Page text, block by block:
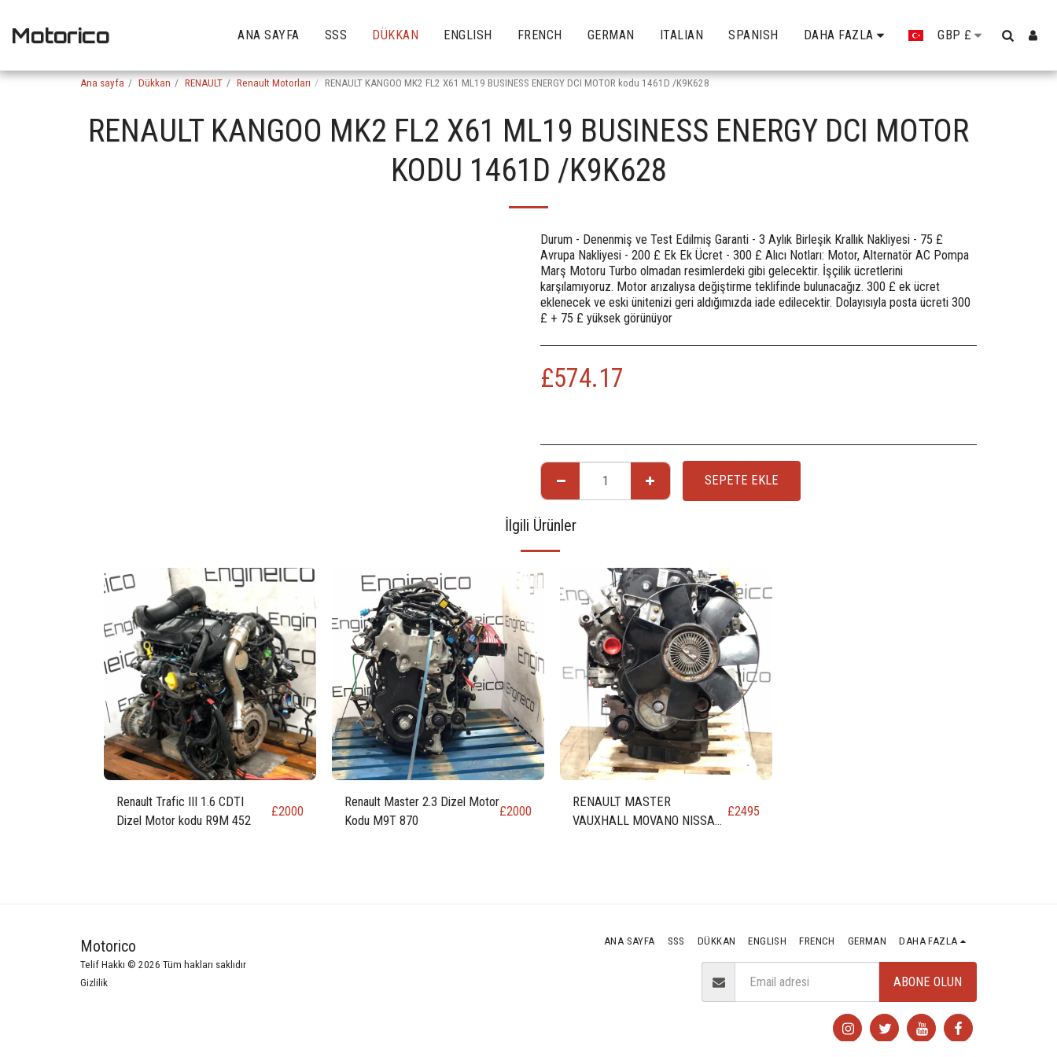
Motorico ANA SAYFA SSS DÜKKAN ENGLISH FRENCH GERMAN ITALIAN SPANISH DAHA FAZLA GBP £
Ana sayfa Dükkan RENAULT Renault Motorları RENAULT KANGOO MK2 FL2 X61 ML19 BUSINESS ENERGY DCI MOTOR kodu 1461D /K9K628
RENAULT KANGOO MK2 FL2 X61 ML19 BUSINESS ENERGY DCI MOTOR
KODU 1461D /K9K628
Durum - Denenmiş ve Test Edilmiş Garanti - 3 Aylık Birleşik Krallık Nakliyesi - 75 £
Avrupa Nakliyesi - 200 £ Ek Ek Ücret - 300 £ Alıcı Notları: Motor, Alternatör AC Pompa
Marş Motoru Turbo olmadan resimlerdeki gibi gelecektir. İşçilik ücretlerini
karşılamıyoruz. Motor arızalıysa değiştirme teklifinde bulunacağız. 300 £ ek ücret
eklenecek ve eski ünitenizi geri aldığımızda iade edilecektir. Dolayısıyla posta ücreti 300
£ + 75 £ yüksek görünüyor
£574.17
SEPETE EKLE
İlgili Ürünler
Renault Trafic III 1.6 CDTI
Dizel Motor kodu R9M 452
£2000
Renault Master 2.3 Dizel Motor
Kodu M9T 870
£2000
RENAULT MASTER
VAUXHALL MOVANO NISSAN
£2495
Motorico
Telif Hakkı © 2026 Tüm hakları saklıdır
Gizlilik
ANA SAYFA SSS DÜKKAN ENGLISH FRENCH GERMAN DAHA FAZLA
ABONE OLUN